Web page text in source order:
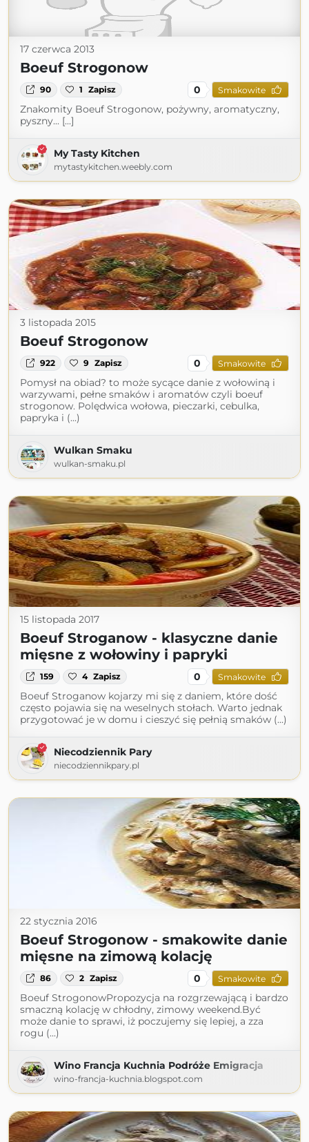
17 czerwca 2013
Boeuf Strogonow
90 1 Zapisz 0 Smakowite
Znakomity Boeuf Strogonow, pożywny, aromatyczny,
pyszny... [...]
My Tasty Kitchen
mytastykitchen.weebly.com
3 listopada 2015
Boeuf Strogonow
922 9 Zapisz 0 Smakowite
Pomysł na obiad? to może sycące danie z wołowiną i
warzywami, pełne smaków i aromatów czyli boeuf
strogonow. Polędwica wołowa, pieczarki, cebulka,
papryka i (...)
Wulkan Smaku
wulkan-smaku.pl
15 listopada 2017
Boeuf Stroganow - klasyczne danie
mięsne z wołowiny i papryki
159 4 Zapisz 0 Smakowite
Boeuf Stroganow kojarzy mi się z daniem, które dość
często pojawia się na weselnych stołach. Warto jednak
przygotować je w domu i cieszyć się pełnią smaków (...)
Niecodziennik Pary
niecodziennikpary.pl
22 stycznia 2016
Boeuf Strogonow - smakowite danie
mięsne na zimową kolację
86 2 Zapisz 0 Smakowite
Boeuf StrogonowPropozycja na rozgrzewającą i bardzo
smaczną kolację w chłodny, zimowy weekend.Być
może danie to sprawi, iż poczujemy się lepiej, a zza
rogu (...)
Wino Francja Kuchnia Podróże Emigracja
wino-francja-kuchnia.blogspot.com